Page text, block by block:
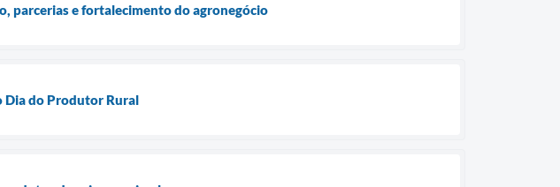
parcerias e fortalecimento do agronegócio
Dia do Produtor Rural